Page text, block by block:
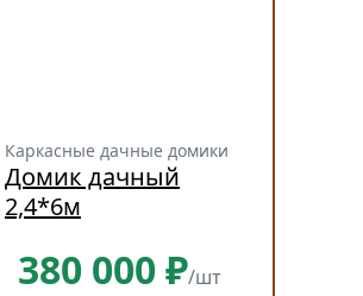
Каркасные дачные домики
Домик дачный
2,4*6м
380 000 ₽/шт